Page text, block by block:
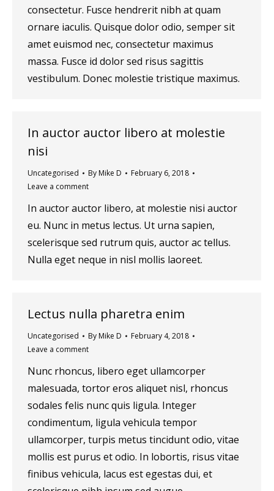
consectetur. Fusce hendrerit nibh at quam
ornare iaculis. Quisque dolor odio, semper sit
amet euismod nec, consectetur maximus
massa. Fusce id dolor sed risus sagittis
vestibulum. Donec molestie tristique maximus.
In auctor auctor libero at molestie
nisi
Uncategorised By Mike D
February 6, 2018
Leave a comment
In auctor auctor libero, at molestie nisi auctor
eu. Nunc in metus lectus. Ut urna sapien,
scelerisque sed rutrum quis, auctor ac tellus.
Nulla eget neque in nisl mollis laoreet.
Lectus nulla pharetra enim
Uncategorised By Mike D
February 4, 2018
Leave a comment
Nunc rhoncus, libero eget ullamcorper
malesuada, tortor eros aliquet nisl, rhoncus
sodales felis nunc quis ligula. Integer
condimentum, ligula vehicula tempor
ullamcorper, turpis metus tincidunt odio, vitae
mollis est purus et odio. In lobortis, risus vitae
finibus vehicula, lacus est egestas dui, et